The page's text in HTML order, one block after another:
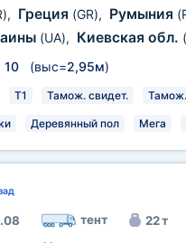
, Греция (GR), Румыния
(UA), Киевская обл.
10 (выс=2,95м)
T1 Тамож. свидет.
Деревянный пол Мега
тент 22 т